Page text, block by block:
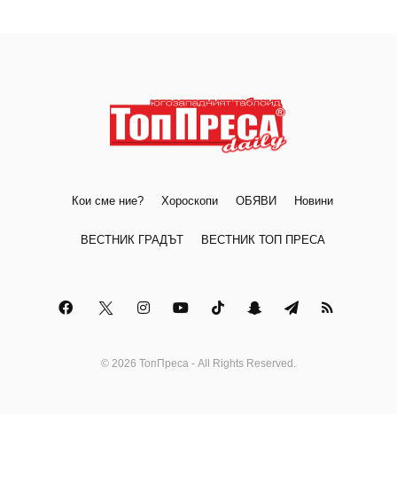
Кои сме ние? Хороскопи ОБЯВИ Новини
ВЕСТНИК ГРАДЪТ ВЕСТНИК ТОП ПРЕСА
© 2026 ТопПреса - All Rights Reserved.